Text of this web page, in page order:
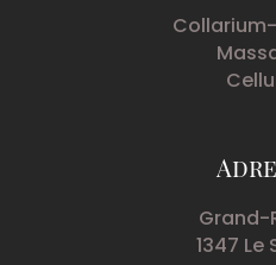
Grand-
1347 Le